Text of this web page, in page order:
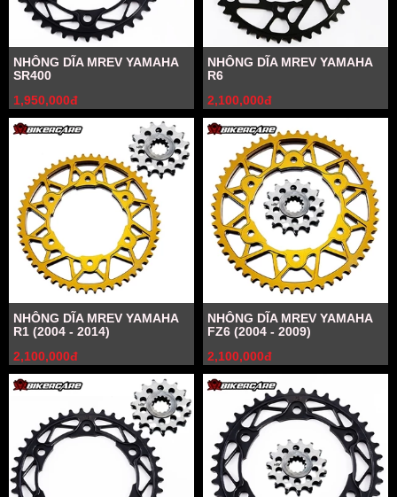
NHÔNG DĨA MREV YAMAHA
SR400
1,950,000đ
NHÔNG DĨA MREV YAMAHA
R6
2,100,000đ
NHÔNG DĨA MREV YAMAHA
R1 (2004 - 2014)
2,100,000đ
NHÔNG DĨA MREV YAMAHA
FZ6 (2004 - 2009)
2,100,000đ